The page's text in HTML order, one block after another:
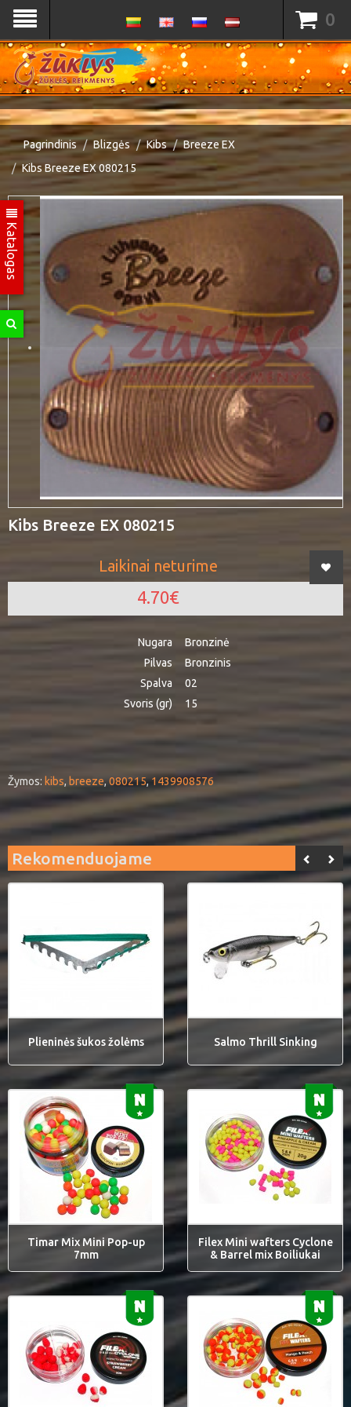
Katalogas
0
Pagrindinis Blizgės Kibs
Breeze EX
Kibs Breeze EX 080215
Kibs Breeze EX 080215
Laikinai neturime
4.70€
Nugara
Bronzinė
Pilvas
Bronzinis
Spalva
02
Svoris (gr)
15
Žymos: kibs, breeze,080215,1439908576
Rekomenduojame
Plieninės šukos žolėms Salmo Thrill Sinking
Timar Mix Mini Pop-up
7mm
Filex Mini wafters Cyclone
& Barrel mix Boiliukai